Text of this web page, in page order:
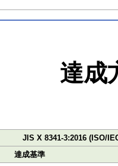
達成
JIS X 8341-3:2016 (ISO/
達成基準